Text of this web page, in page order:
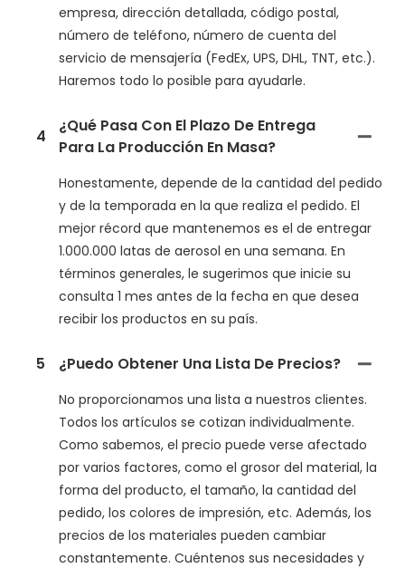
empresa, dirección detallada, código postal,
número de teléfono, número de cuenta del
servicio de mensajería (FedEx, UPS, DHL, TNT, etc.).
Haremos todo lo posible para ayudarle.
4
¿Qué Pasa Con El Plazo De Entrega
Para La Producción En Masa?
Honestamente, depende de la cantidad del pedido
y de la temporada en la que realiza el pedido. El
mejor récord que mantenemos es el de entregar
1.000.000 latas de aerosol en una semana. En
términos generales, le sugerimos que inicie su
consulta 1 mes antes de la fecha en que desea
recibir los productos en su país.
5 ¿Puedo Obtener Una Lista De Precios?
No proporcionamos una lista a nuestros clientes.
Todos los artículos se cotizan individualmente.
Como sabemos, el precio puede verse afectado
por varios factores, como el grosor del material, la
forma del producto, el tamaño, la cantidad del
pedido, los colores de impresión, etc. Además, los
precios de los materiales pueden cambiar
constantemente. Cuéntenos sus necesidades y